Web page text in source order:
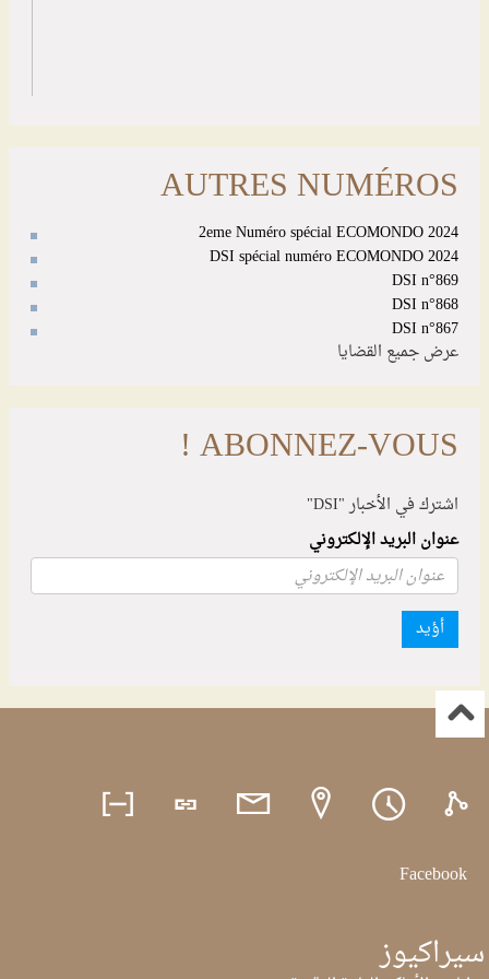
AUTRES NUMÉROS
2eme Numéro spécial ECOMONDO 2024
DSI spécial numéro ECOMONDO 2024
DSI n°869
DSI n°868
DSI n°867
عرض جميع القضايا
ABONNEZ-VOUS !
اشترك في الأخبار "DSI"
عنوان البريد الإلكتروني
أؤيد
Facebook
سيراكيوز